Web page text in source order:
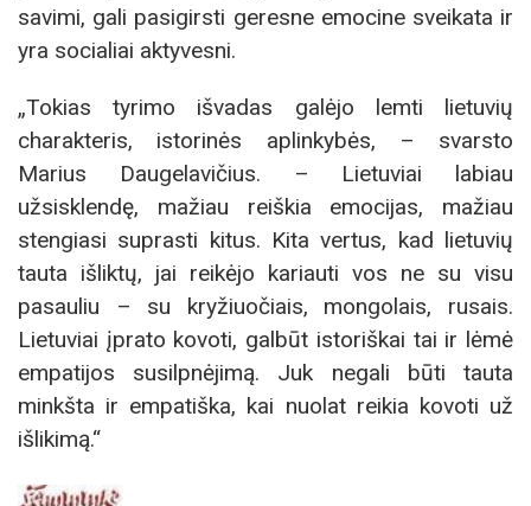
savimi, gali pasigirsti geresne emocine sveikata ir
yra socialiai aktyvesni.
„Tokias tyrimo išvadas galėjo lemti lietuvių
charakteris, istorinės aplinkybės, – svarsto
Marius Daugelavičius. – Lietuviai labiau
užsisklendę, mažiau reiškia emocijas, mažiau
stengiasi suprasti kitus. Kita vertus, kad lietuvių
tauta išliktų, jai reikėjo kariauti vos ne su visu
pasauliu – su kryžiuočiais, mongolais, rusais.
Lietuviai įprato kovoti, galbūt istoriškai tai ir lėmė
empatijos susilpnėjimą. Juk negali būti tauta
minkšta ir empatiška, kai nuolat reikia kovoti už
išlikimą.“